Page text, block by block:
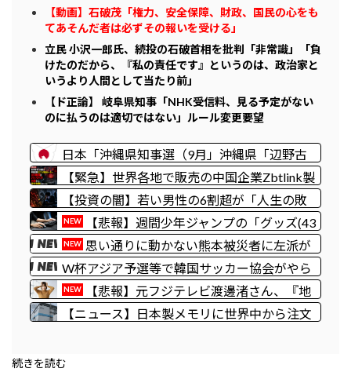
【動画】石破茂「権力、安全保障、財政、国民の心をも
てあそんだ者は必ずその報いを受ける」
立民 小沢一郎氏、続投の石破首相を批判「非常識」「負
けたのだから、『私の責任です』というのは、政治家と
いうより人間として当たり前」
【ド正論】 岐阜県知事「NHK受信料、見る予定がない
のに払うのは適切ではない」ルール変更要望
日本「沖縄県知事選（9月」沖縄県「辺野古
転覆事件」日教組「同志社批判！（社民系」
日本「日教組と全教は対立状態（内ｹﾞﾊﾞ」特
別調査委員会「同志社に猛省促す」→
【緊急】世界各地で販売の中国企業Zbtlink製
ルーター20機種にバックドア、外部から完全
制御のおそれ
【投資の闇】若い男性の6割超が「人生の敗
者」 株式投資が自信喪失の原因に
NEW
【悲報】週間少年ジャンプの「グッズ(43
億円分)」を注文し全てキャンセルした女逮
捕ｗｗｗｗｗｗｗｗ
NEW 思い通りに動かない熊本被災者に左派が
我慢ならなくなった模様、避難所で苦しむ被
災者に対して……
W杯アジア予選等で韓国サッカー協会がやら
かしまくりだと発覚、「いきなり共同開催に
なったしな」と日韓共催の件に言及する声
も……
NEW
【悲報】元フジテレビ渡邊渚さん、『地
獄』に逆戻りしてしまう・・・・・
【ニュース】日本製メモリに世界中から注文
続きを読む